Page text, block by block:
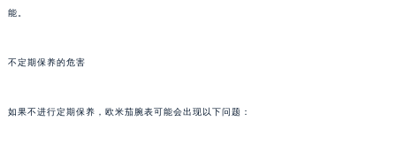
能。
不定期保养的危害
如果不进行定期保养，欧米茄腕表可能会出现以下问题：